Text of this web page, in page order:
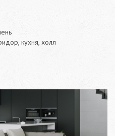
кухня, холл